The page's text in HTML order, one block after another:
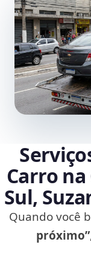
Carro
Sul,
Quando você
próximo”